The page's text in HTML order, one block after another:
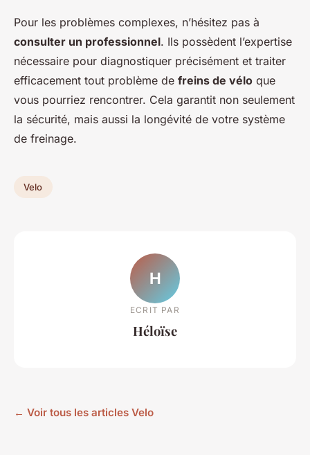
Pour les problèmes complexes, n’hésitez pas à
consulter un professionnel. Ils possèdent l’expertise
nécessaire pour diagnostiquer précisément et traiter
efficacement tout problème de freins de vélo que
vous pourriez rencontrer. Cela garantit non seulement
la sécurité, mais aussi la longévité de votre système
de freinage.
Velo
H
ECRIT PAR
Héloïse
← Voir tous les articles Velo